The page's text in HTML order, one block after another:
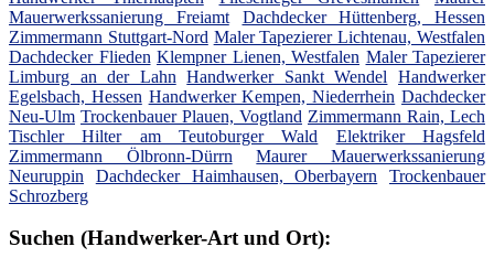
Mauerwerkssanierung Freiamt
Dachdecker Hüttenberg, Hessen
Zimmermann Stuttgart-Nord Maler Tapezierer Lichtenau, Westfalen
Dachdecker Flieden Klempner Lienen, Westfalen Maler Tapezierer
Limburg an der Lahn
Handwerker Sankt Wendel
Handwerker
Egelsbach, Hessen Handwerker Kempen, Niederrhein Dachdecker
Neu-Ulm Trockenbauer Plauen, Vogtland Zimmermann Rain, Lech
Tischler Hilter am Teutoburger Wald
Elektriker Hagsfeld
Zimmermann Ölbronn-Dürrn
Maurer Mauerwerkssanierung
Neuruppin
Dachdecker Haimhausen, Oberbayern
Trockenbauer
Schrozberg
Suchen (Handwerker-Art und Ort):